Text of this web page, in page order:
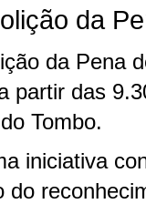
da
da Pena
partir das
Tombo.
iniciativa
do